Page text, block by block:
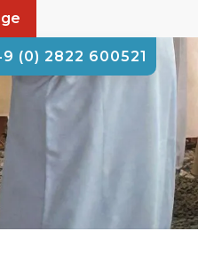
(0) 2822 600521